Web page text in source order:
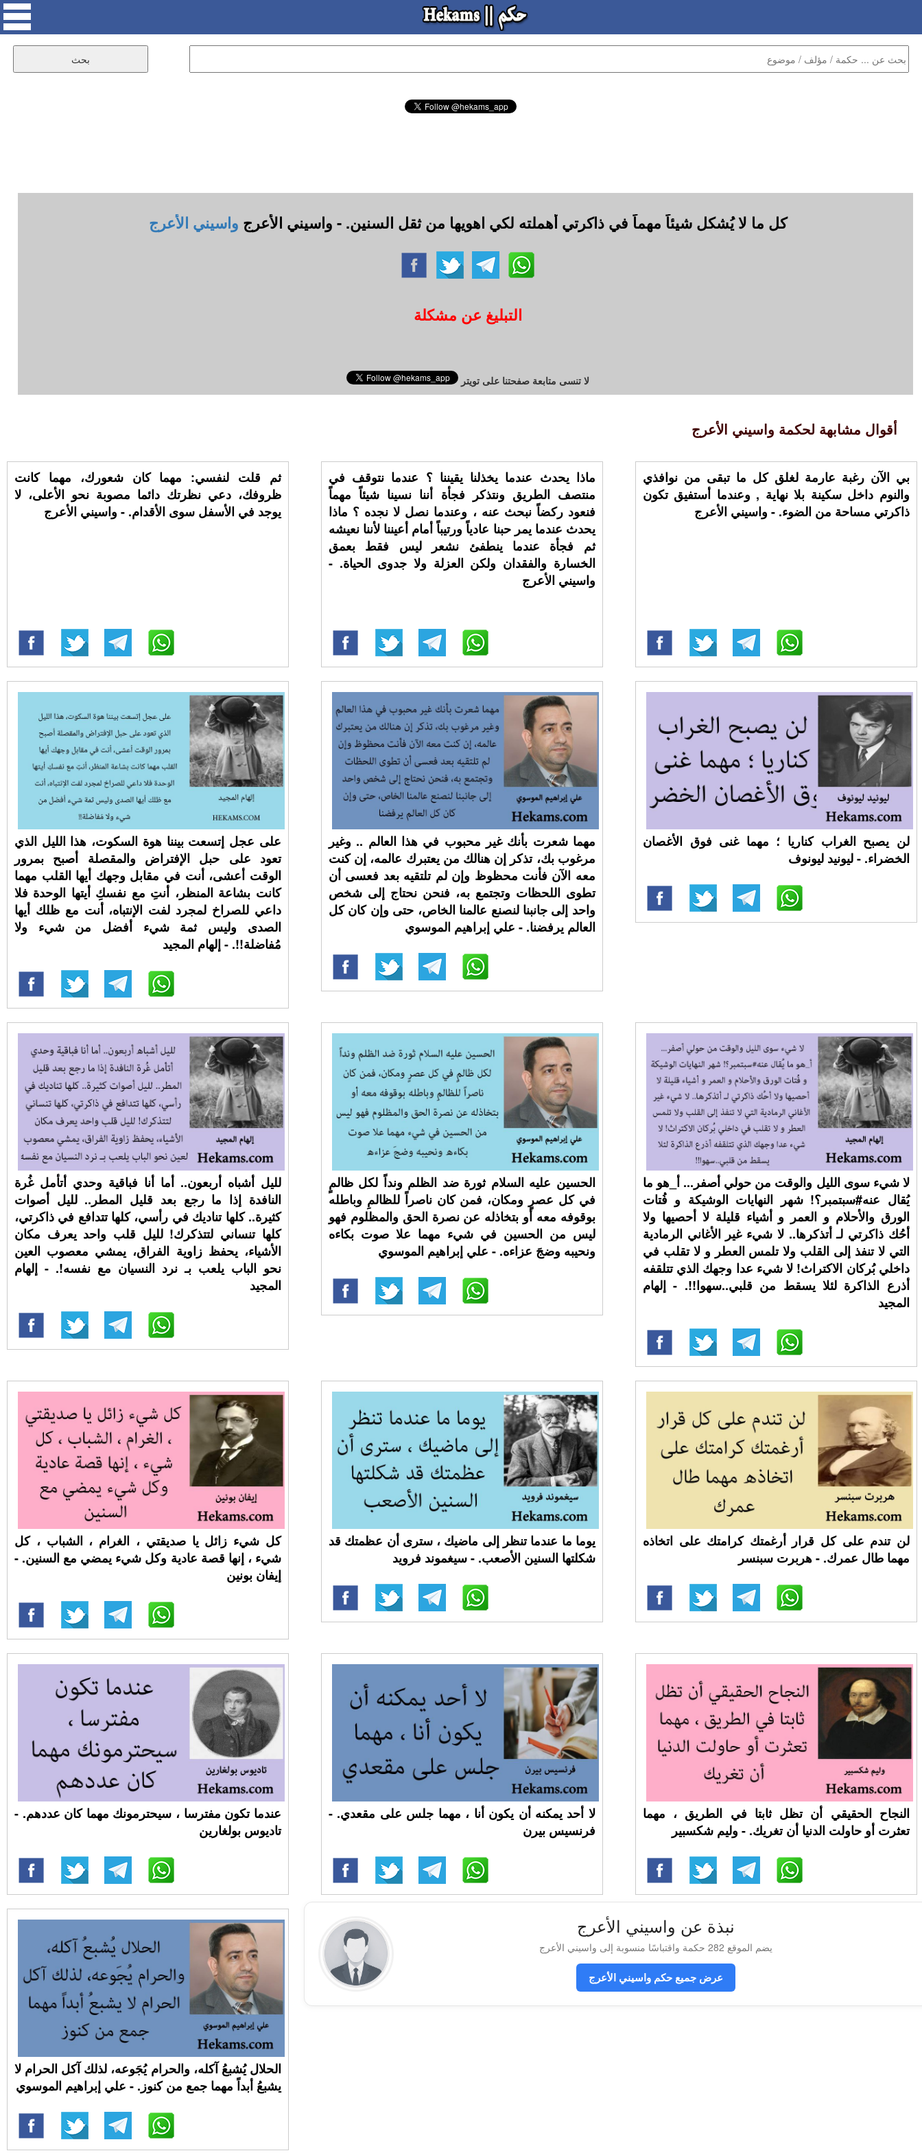
كل ما لا يُشكل شيئاً مهماً في ذاكرتي أهملته لكي اهويها من ثقل السنين. - واسيني الأعرج واسيني الأعرج
التبليغ عن مشكلة
لا تنسى متابعة صفحتنا على تويتر
أقوال مشابهة لحكمة واسيني الأعرج
ثم قلت لنفسي: مهما كان شعورك، مهما كانت
ظروفك، دعي نظرتك دائما مصوبة نحو الأعلى، لا
يوجد في الأسفل سوى الأقدام. - واسيني الأعرج
ماذا يحدث عندما يخذلنا يقيننا ؟ عندما نتوقف في
منتصف الطريق ونتذكر فجأة أننا نسينا شيئاً مهماً
فنعود ركضاً نبحث عنه ، وعندما نصل لا نجده ؟ ماذا
يحدث عندما يمر حبنا عادياً ورتيباً أمام أعيننا لأننا نعيشه
ثم فجأة عندما ينطفئ نشعر ليس فقط بعمق
الخسارة والفقدان ولكن العزلة ولا جدوى الحياة. -
واسيني الأعرج
بي الآن رغبة عارمة لغلق كل ما تبقى من نوافذي
والنوم داخل سكينة بلا نهاية , وعندما أستفيق تكون
ذاكرتي مساحة من الضوء. - واسيني الأعرج
على عجل إتسعت بيننا هوة السكوت، هذا الليل الذي
تعود على حبل الإفتراض والمقصلة أصبح بمرور
الوقت أعشى، أنت في مقابل وجهك أيها القلب مهما
كانت بشاعة المنظر، أنتِ مع نفسكِ أيتها الوحدة فلا
داعي للصراخ لمجرد لفت الإنتباه، أنت مع ظلك أيها
الصدى وليس ثمة شيء أفضل من شيء ولا
مُفاضلة!!. - إلهام المجيد
مهما شعرت بأنك غير محبوب في هذا العالم .. وغير
مرغوب بك، تذكر إن هنالك من يعتبرك عالمه، إن كنت
معه الآن فأنت محظوظ وإن لم تلتقيه بعد فعسى أن
تطوى اللحظات وتجتمع به، فنحن نحتاج إلى شخص
واحد إلى جانبنا لنصنع عالمنا الخاص، حتى وإن كان كل
العالم يرفضنا. - علي إبراهيم الموسوي
لن يصبح الغراب كناريا ؛ مهما غنى فوق الأغصان
الخضراء. - ليونيد ليونوف
لليل أشباه أربعون.. أما أنا فباقية وحدي أتأمل غُرة
النافدة إذا ما رجع بعد قليل المطر.. لليل أصوات
كثيرة.. كلها تناديك في رأسي، كلها تتدافع في ذاكرتي،
كلها تنساني لتتذكرك! لليل قلب واحد يعرف مكان
الأشياء، يحفظ زاوية الفراق، يمشي معصوب العين
نحو الباب يلعب بـ نرد النسيان مع نفسه!. - إلهام
المجيد
الحسين عليه السلام ثورة ضد الظلم ونداً لكل ظالمٍ
في كل عصرٍ ومكان، فمن كان ناصراً للظالمِ وباطله
بوقوفه معه أو بتخاذله عن نصرة الحق والمظلوم فهو
ليس من الحسين في شيء مهما علا صوت بكاءه
ونحيبه وضجَ عزاءه. - علي إبراهيم الموسوي
لا شيء سوى الليل والوقت من حولي أصفر... أ_هو ما
يُقال عنه#سبتمبر؟! شهر النهايات الوشيكة و فُتات
الورق والأحلام و العمر و أشياء قليلة لا أحصيها ولا
أحُك ذاكرتي لـ أتذكرها.. لا شيء غير الأغاني الرمادية
التي لا تنفذ إلى القلب ولا تلمس العطر و لا تقلب في
داخلي بُركان الاكتراث! لا شيء عدا وجهك الذي تتلقفه
أذرع الذاكرة لئلا يسقط من قلبي..سهوا!!. - إلهام
المجيد
كل شيء زائل يا صديقتي ، الغرام ، الشباب ، كل
شيء ، إنها قصة عادية وكل شيء يمضي مع السنين. -
إيفان بونين
يوما ما عندما تنظر إلى ماضيك ، سترى أن عظمتك قد
شكلتها السنين الأصعب. - سيغموند فرويد
لن تندم على كل قرار أرغمتك كرامتك على اتخاذه
مهما طال عمرك. - هربرت سبنسر
عندما تكون مفترسا ، سيحترمونك مهما كان عددهم. -
تاديوس بولغارين
لا أحد يمكنه أن يكون أنا ، مهما جلس على مقعدي. -
فرنسيس بيرن
النجاح الحقيقي أن تظل ثابتا في الطريق ، مهما
تعثرت أو حاولت الدنيا أن تغريك. - وليم شكسبير
الحلال يُشبعُ آكله، والحرام يُجَوعه، لذلك آكل الحرام لا
يشبعُ أبداً مهما جمع من كنوز. - علي إبراهيم الموسوي
نبذة عن واسيني الأعرج
يضم الموقع 282 حكمة واقتباسًا منسوبة إلى واسيني الأعرج
عرض جميع حكم واسيني الأعرج